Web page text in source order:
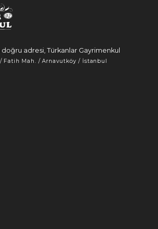
doğru adresi, Türkanlar Gayrimenkul
/ Fatih Mah. / Arnavutköy / İstanbul